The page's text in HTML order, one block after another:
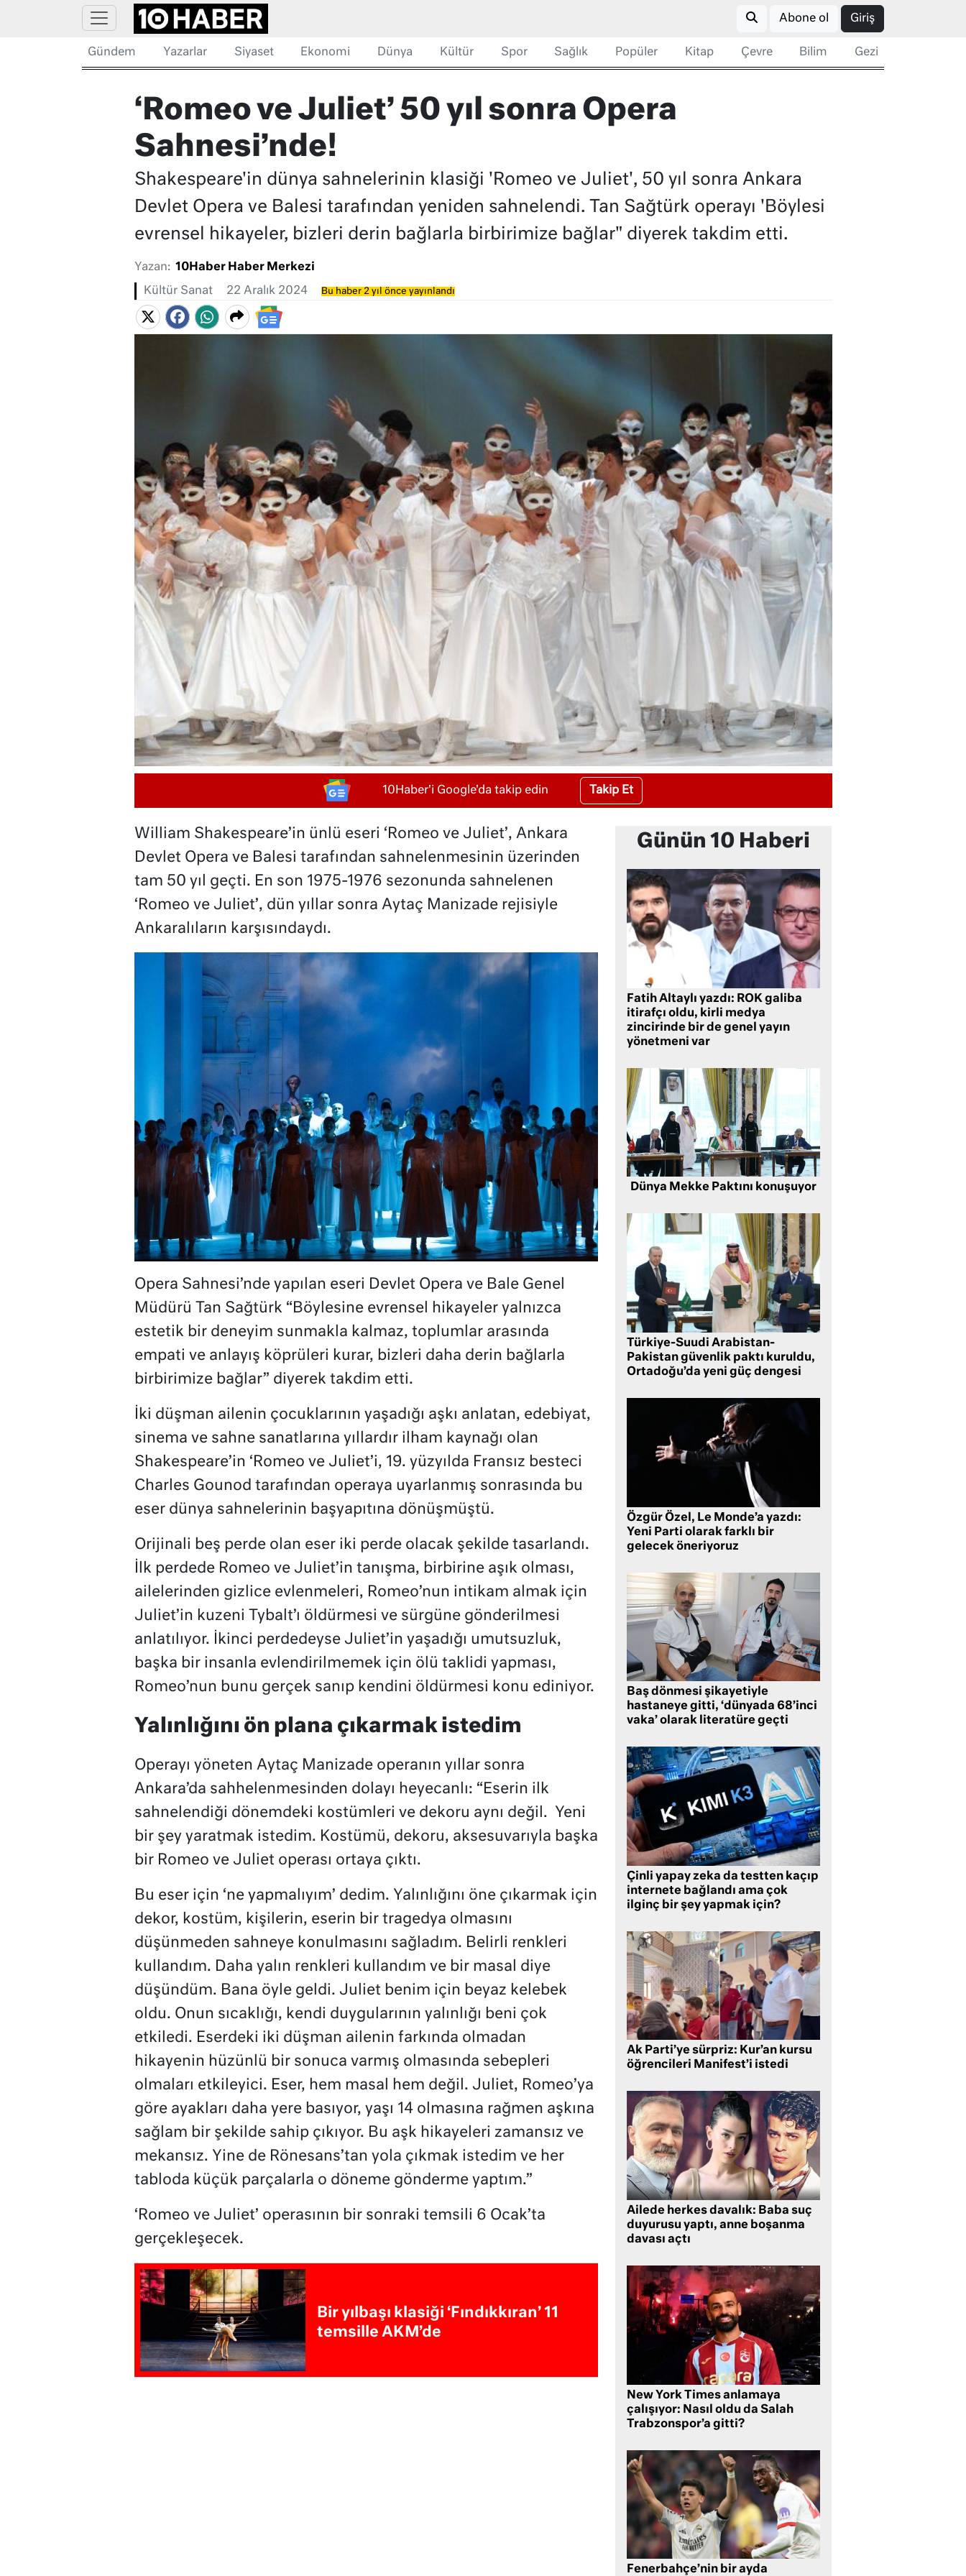
Abone ol Giriş
Gündem Yazarlar Siyaset Ekonomi Dünya Kültür Spor Sağlık Popüler Kitap Çevre Bilim Gezi
‘Romeo ve Juliet’ 50 yıl sonra Opera
Sahnesi’nde!
Shakespeare'in dünya sahnelerinin klasiği 'Romeo ve Juliet', 50 yıl sonra Ankara
Devlet Opera ve Balesi tarafından yeniden sahnelendi. Tan Sağtürk operayı 'Böylesi
evrensel hikayeler, bizleri derin bağlarla birbirimize bağlar" diyerek takdim etti.
Yazan: 10Haber Haber Merkezi
Kültür Sanat 22 Aralık 2024 Bu haber 2 yıl önce yayınlandı
10Haber'i Google'da takip edin Takip Et
William Shakespeare’in ünlü eseri ‘Romeo ve Juliet’, Ankara
Devlet Opera ve Balesi tarafından sahnelenmesinin üzerinden
tam 50 yıl geçti. En son 1975-1976 sezonunda sahnelenen
‘Romeo ve Juliet’, dün yıllar sonra Aytaç Manizade rejisiyle
Ankaralıların karşısındaydı.
Opera Sahnesi’nde yapılan eseri Devlet Opera ve Bale Genel
Müdürü Tan Sağtürk “Böylesine evrensel hikayeler yalnızca
estetik bir deneyim sunmakla kalmaz, toplumlar arasında
empati ve anlayış köprüleri kurar, bizleri daha derin bağlarla
birbirimize bağlar” diyerek takdim etti.
İki düşman ailenin çocuklarının yaşadığı aşkı anlatan, edebiyat,
sinema ve sahne sanatlarına yıllardır ilham kaynağı olan
Shakespeare’in ‘Romeo ve Juliet’i, 19. yüzyılda Fransız besteci
Charles Gounod tarafından operaya uyarlanmış sonrasında bu
eser dünya sahnelerinin başyapıtına dönüşmüştü.
Orijinali beş perde olan eser iki perde olacak şekilde tasarlandı.
İlk perdede Romeo ve Juliet’in tanışma, birbirine aşık olması,
ailelerinden gizlice evlenmeleri, Romeo’nun intikam almak için
Juliet’in kuzeni Tybalt’ı öldürmesi ve sürgüne gönderilmesi
anlatılıyor. İkinci perdedeyse Juliet’in yaşadığı umutsuzluk,
başka bir insanla evlendirilmemek için ölü taklidi yapması,
Romeo’nun bunu gerçek sanıp kendini öldürmesi konu ediniyor.
Yalınlığını ön plana çıkarmak istedim
Operayı yöneten Aytaç Manizade operanın yıllar sonra
Ankara’da sahhelenmesinden dolayı heyecanlı: “Eserin ilk
sahnelendiği dönemdeki kostümleri ve dekoru aynı değil. Yeni
bir şey yaratmak istedim. Kostümü, dekoru, aksesuvarıyla başka
bir Romeo ve Juliet operası ortaya çıktı.
Bu eser için ‘ne yapmalıyım’ dedim. Yalınlığını öne çıkarmak için
dekor, kostüm, kişilerin, eserin bir tragedya olmasını
düşünmeden sahneye konulmasını sağladım. Belirli renkleri
kullandım. Daha yalın renkleri kullandım ve bir masal diye
düşündüm. Bana öyle geldi. Juliet benim için beyaz kelebek
oldu. Onun sıcaklığı, kendi duygularının yalınlığı beni çok
etkiledi. Eserdeki iki düşman ailenin farkında olmadan
hikayenin hüzünlü bir sonuca varmış olmasında sebepleri
olmaları etkileyici. Eser, hem masal hem değil. Juliet, Romeo’ya
göre ayakları daha yere basıyor, yaşı 14 olmasına rağmen aşkına
sağlam bir şekilde sahip çıkıyor. Bu aşk hikayeleri zamansız ve
mekansız. Yine de Rönesans’tan yola çıkmak istedim ve her
tabloda küçük parçalarla o döneme gönderme yaptım.”
‘Romeo ve Juliet’ operasının bir sonraki temsili 6 Ocak’ta
gerçekleşecek.
Bir yılbaşı klasiği ‘Fındıkkıran’ 11
temsille AKM’de
Günün 10 Haberi
Fatih Altaylı yazdı: ROK galiba
itirafçı oldu, kirli medya
zincirinde bir de genel yayın
yönetmeni var
Dünya Mekke Paktını konuşuyor
Türkiye-Suudi Arabistan-
Pakistan güvenlik paktı kuruldu,
Ortadoğu’da yeni güç dengesi
Özgür Özel, Le Monde’a yazdı:
Yeni Parti olarak farklı bir
gelecek öneriyoruz
Baş dönmesi şikayetiyle
hastaneye gitti, ‘dünyada 68’inci
vaka’ olarak literatüre geçti
Çinli yapay zeka da testten kaçıp
internete bağlandı ama çok
ilginç bir şey yapmak için?
Ak Parti’ye sürpriz: Kur’an kursu
öğrencileri Manifest’i istedi
Ailede herkes davalık: Baba suç
duyurusu yaptı, anne boşanma
davası açtı
New York Times anlamaya
çalışıyor: Nasıl oldu da Salah
Trabzonspor’a gitti?
Fenerbahçe’nin bir ayda